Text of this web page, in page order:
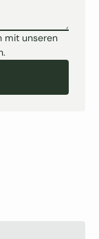
mit unseren